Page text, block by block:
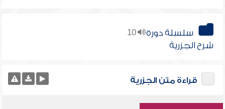
10
سلسلة دورة
شرح الجزرية
قراءة متن الجزرية